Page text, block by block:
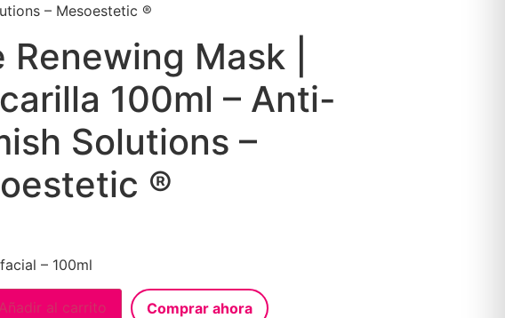
– Mesoestetic ®
Renewing Mask |
100ml – Anti-
Solutions –
®
– 100ml
Añadir al carrito Comprar ahora